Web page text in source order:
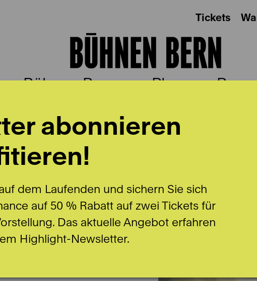
Tickets
Bühnen Bern Plus
abonnieren
dem Laufenden und sichern Sie sich
auf 50 % Rabatt auf zwei Tickets für
Das aktuelle Angebot erfahren
Highlight-Newsletter.